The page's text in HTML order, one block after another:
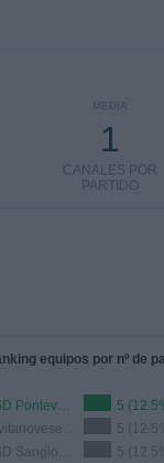
MEDIA
1
CANALES POR
PARTIDO
equipos por nº de
ASD Pontevalleceppi Academy
5
5
5